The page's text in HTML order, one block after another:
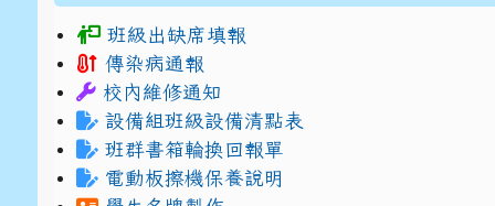
班級出缺席填報
傳染病通報
校內維修通知
設備組班級設備清點表
班群書箱輪換回報單
電動板擦機保養說明